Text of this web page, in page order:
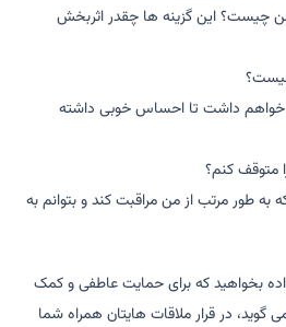
چیست؟ این گزینه ها چقدر اثربخش
خواهم داشت تا احساس خوبی داشته
متوقف کنم؟
به طور مرتب از من مراقبت کند و بتوانم به
بخواهید که برای حمایت عاطفی و کمک
در قرار ملاقات هایتان همراه شما